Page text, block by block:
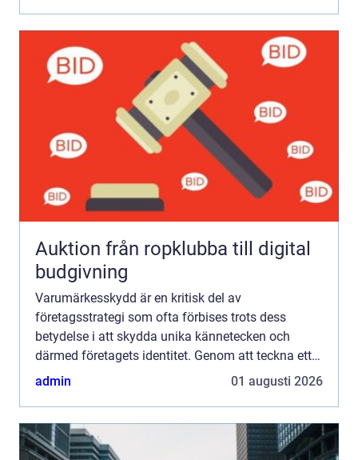
Auktion från ropklubba till digital
budgivning
Varumärkesskydd är en kritisk del av
företagsstrategi som ofta förbises trots dess
betydelse i att skydda unika kännetecken och
därmed företagets identitet. Genom att teckna ett
varumärkesskydd kan företag...
admin 01 augusti 2026